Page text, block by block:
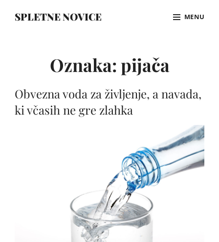
SPLETNE NOVICE MENU
Oznaka:pijača
Obvezna voda za življenje, a navada,
ki včasih ne gre zlahka